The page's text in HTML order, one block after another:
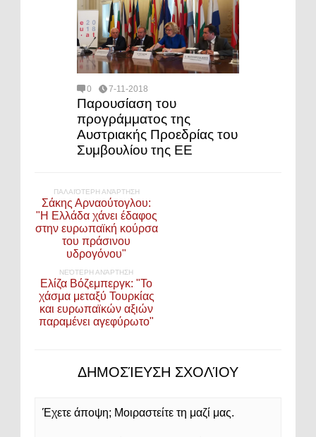
0 7-11-2018
Παρουσίαση του
προγράμματος της
Αυστριακής Προεδρίας του
Συμβουλίου της ΕΕ
ΠΑΛΑΙΌΤΕΡΗ ΑΝΆΡΤΗΣΗ
Σάκης Αρναούτογλου:
"Η Ελλάδα χάνει έδαφος
στην ευρωπαϊκή κούρσα
του πράσινου
υδρογόνου"
ΝΕΌΤΕΡΗ ΑΝΆΡΤΗΣΗ
Ελίζα Βόζεμπεργκ: "Το
χάσμα μεταξύ Τουρκίας
και ευρωπαϊκών αξιών
παραμένει αγεφύρωτο"
ΔΗΜΟΣΊΕΥΣΗ ΣΧΟΛΊΟΥ
Έχετε άποψη; Μοιραστείτε τη μαζί μας.